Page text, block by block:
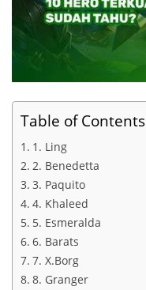
Table of Contents
1. Ling
2. Benedetta
3. Paquito
4. Khaleed
5. Esmeralda
6. Barats
7. X.Borg
8. Granger